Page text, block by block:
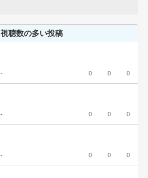
視聴数の多い投稿
- 0 0 0
- 0 0 0
- 0 0 0